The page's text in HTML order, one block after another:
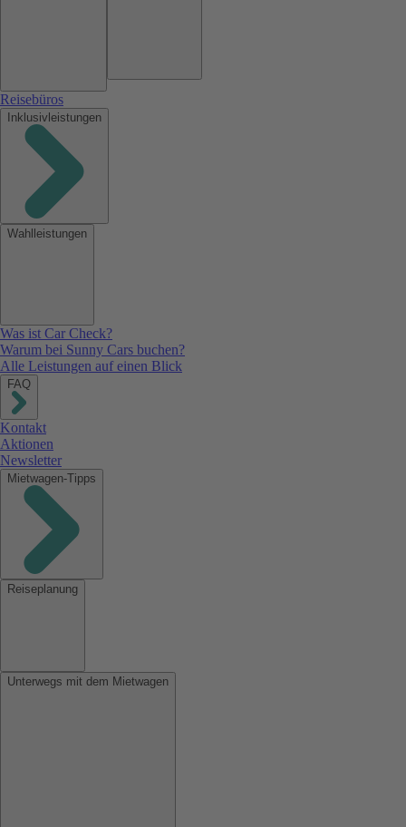
Reisebüros
Inklusivleistungen
Wahlleistungen
Was ist Car Check?
Warum bei Sunny Cars buchen?
Alle Leistungen auf einen Blick
FAQ
Kontakt
Aktionen
Newsletter
Mietwagen-Tipps
Reiseplanung
Unterwegs mit dem Mietwagen